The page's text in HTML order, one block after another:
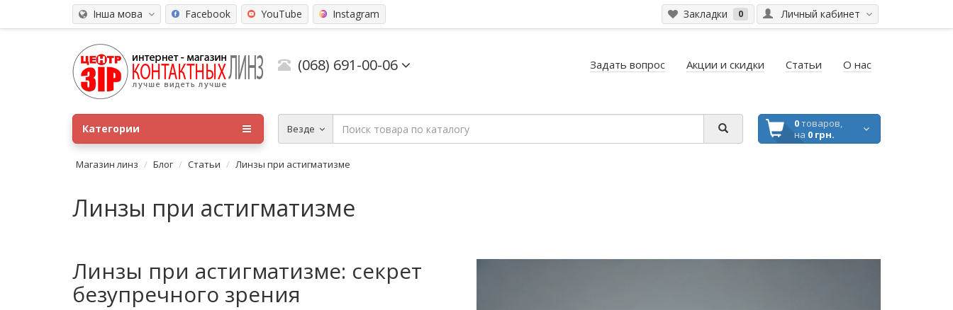
Інша мова Личный кабинет
Закладки 0
Facebook YouTube Instagram
(068) 691-00-06 Задать вопрос Акции и скидки Статьи О нас
Везде 0товаров,
на 0 грн.
Категории
Магазин линз Блог Статьи Линзы при астигматизме
Линзы при астигматизме
Линзы при астигматизме: секрет
безупречного зрения